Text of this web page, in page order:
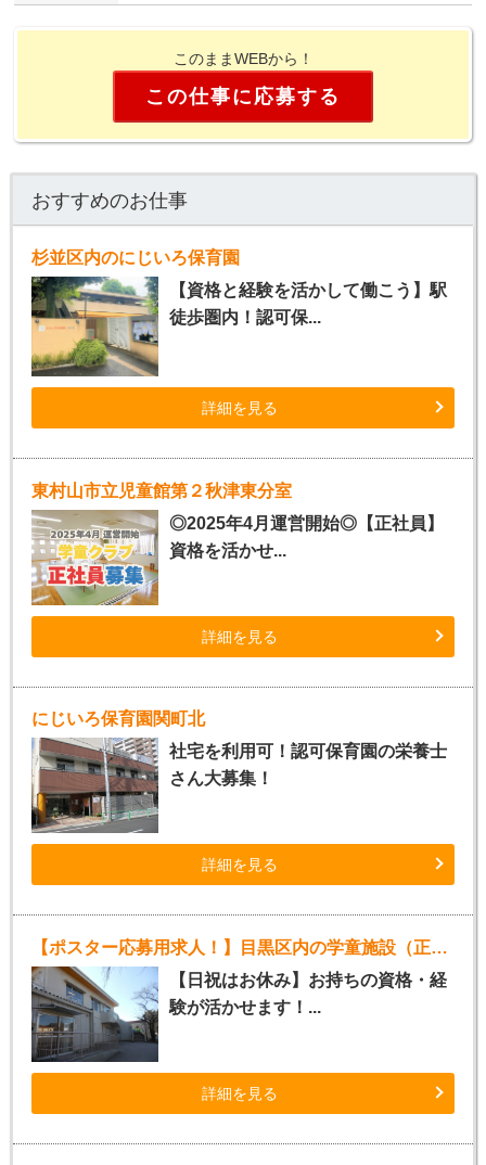
このままWEBから！
この仕事に応募する
おすすめのお仕事
杉並区内のにじいろ保育園
【資格と経験を活かして働こう】駅
徒歩圏内！認可保...
詳細を見る
東村山市立児童館第２秋津東分室
◎2025年4月運営開始◎【正社員】
資格を活かせ...
詳細を見る
にじいろ保育園関町北
社宅を利用可！認可保育園の栄養士
さん大募集！
詳細を見る
【ポスター応募用求人！】目黒区内の学童施設（正社員指導員）
【日祝はお休み】お持ちの資格・経
験が活かせます！...
詳細を見る